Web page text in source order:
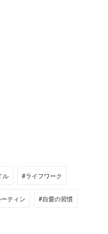
ル #ライフワーク
ティン #自愛の習慣